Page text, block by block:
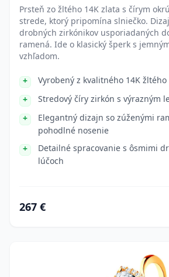
Prsteň zo žltého 14K zlata s čírym
strede, ktorý pripomína slniečko.
drobných zirkónikov usporiadaných
ramená. Ide o klasický šperk s
vzhľadom.
Vyrobený z kvalitného 14K žltého
Stredový číry zirkón s výrazným
Elegantný dizajn so zúženými
pohodlné nosenie
Detailné spracovanie s ôsmimi
lúčoch
267 €